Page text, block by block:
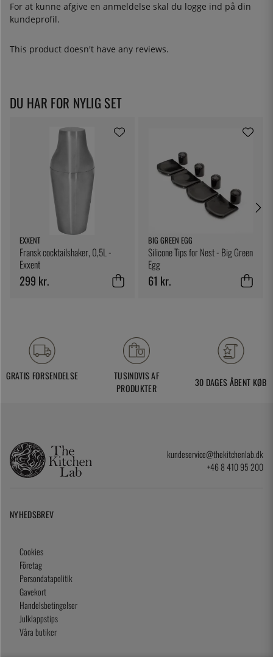
For at kunne afgive en anmeldelse skal du logge ind på din
kundeprofil.
This product doesn't have any reviews.
DU HAR FOR NYLIG SET
EXXENT
Fransk cocktailshaker, 0,5L -
Exxent
299 kr.
BIG GREEN EGG
Silicone Tips for Nest - Big Green
Egg
61 kr.
GRATIS FORSENDELSE
TUSINDVIS AF
PRODUKTER
30 DAGES ÅBENT KØB
kundeservice@thekitchenlab.dk
+46 8 410 95 200
NYHEDSBREV
Cookies
Företag
Persondatapolitik
Gavekort
Handelsbetingelser
Julklappstips
Våra butiker